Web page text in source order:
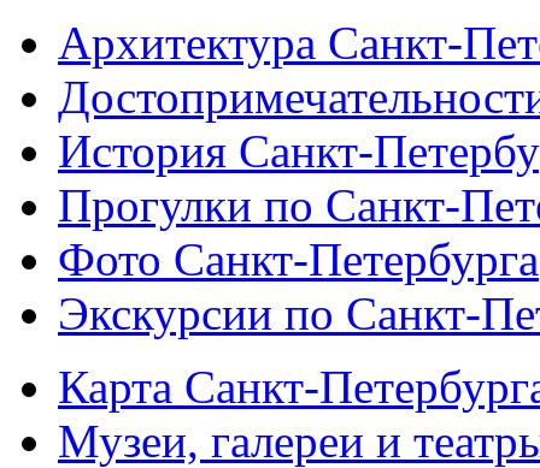
Архитектура Санкт-
История Санкт-
Прогулки по Санкт-
Фото Санкт-Петербурга
Экскурсии по Санкт-
Карта Санкт-
Музеи, галереи и